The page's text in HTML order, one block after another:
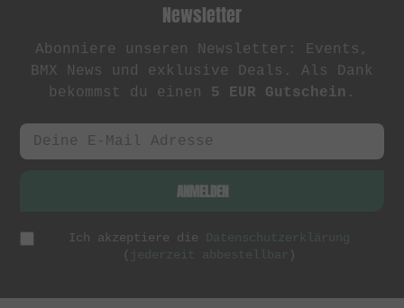
Newsletter
Abonniere unseren Newsletter: Events,
BMX News und exklusive Deals. Als Dank
bekommst du einen 5 EUR Gutschein .
ANMELDEN
Ich akzeptiere die
Datenschutzerklärung
(
jederzeit abbestellbar )